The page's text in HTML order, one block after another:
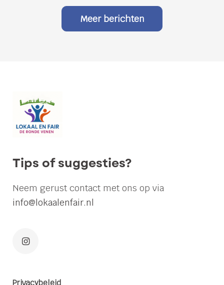
Meer berichten
kans
preventie
ouderen
liggen
Lokaal
teleurgesteld
Tips of suggesties?
Neem gerust contact met ons op via
info@lokaalenfair.nl